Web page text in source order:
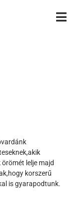
lelje majd
korszerű
is gyarapodtunk.